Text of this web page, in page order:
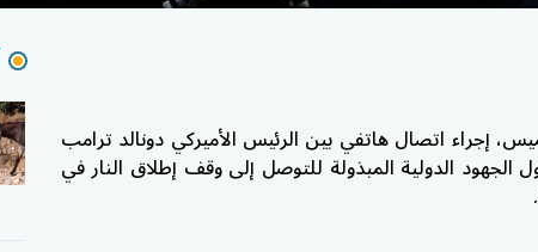
إجراء اتصال هاتفي بين الرئيس الأميركي دونالد ترامب
الجهود الدولية المبذولة للتوصل إلى وقف إطلاق النار في